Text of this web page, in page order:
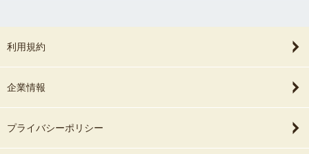
利用規約
企業情報
プライバシーポリシー